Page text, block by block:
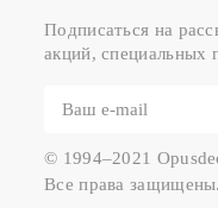
Подписаться на
акций, специальных
© 1994–2021
Все права защищены.